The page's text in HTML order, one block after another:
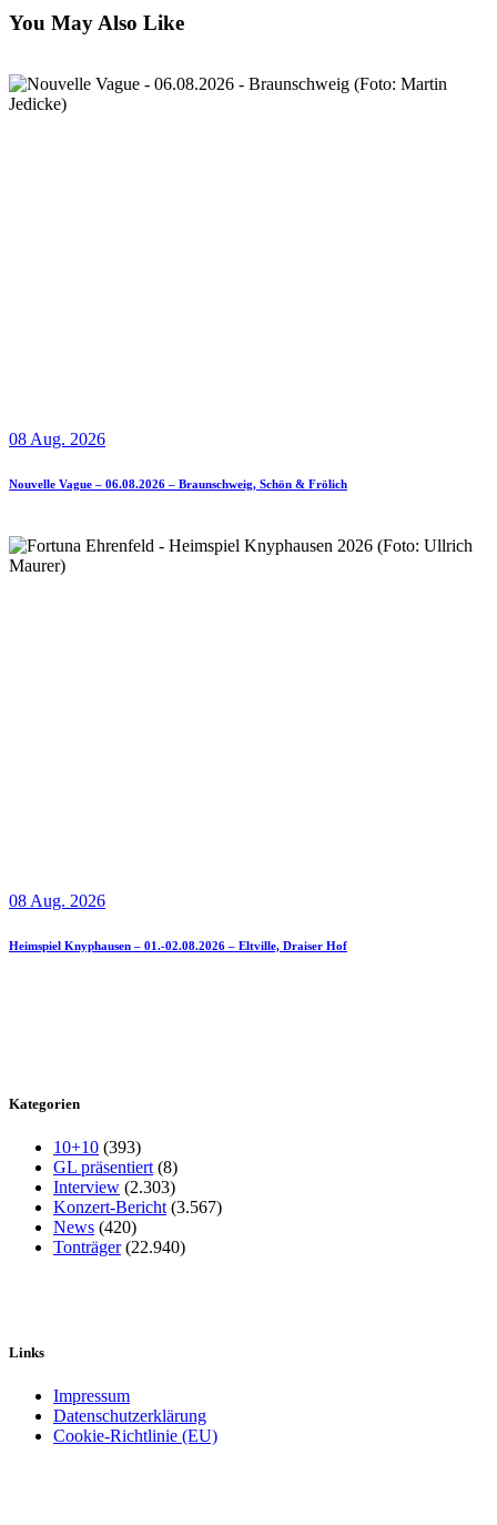
You May Also Like
08 Aug. 2026
Nouvelle Vague – 06.08.2026 – Braunschweig, Schön & Frölich
08 Aug. 2026
Heimspiel Knyphausen – 01.-02.08.2026 – Eltville, Draiser Hof
Kategorien
10+10 (393)
GL präsentiert (8)
Interview (2.303)
Konzert-Bericht (3.567)
News (420)
Tonträger(22.940)
Links
Impressum
Datenschutzerklärung
Cookie-Richtlinie (EU)